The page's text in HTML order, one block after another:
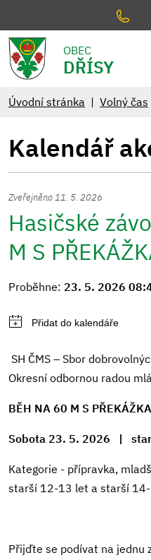
OBEC
DŘÍSY
Úvodní stránka Volný čas
Kalendář
Zveřejněno 11. 5. 2026
Hasičské
M S
Proběhne: 23. 5. 2026
SH ČMS – Sbor
Okresní odbornou radou
BĚH NA 60 M S
Sobota 23. 5. 2026 | s
Kategorie - přípravka,
starší 12-13 let a starší
Přijďte se podívat na jednu